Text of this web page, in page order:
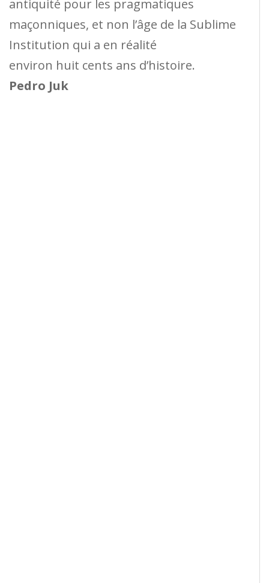
antiquité pour les pragmatiques
maçonniques, et non l’âge de la Sublime
Institution qui a en réalité
environ huit cents ans d’histoire.
Pedro Juk